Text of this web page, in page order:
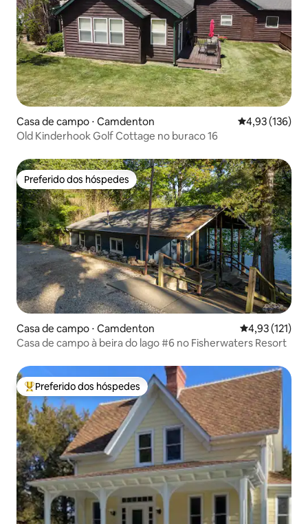
Casa de campo ⋅ Camdenton 4,93 de uma
4,93 (136)
Old Kinderhook Golf Cottage no buraco 16
Preferido dos hóspedes
Preferido dos hóspedes
Casa de campo ⋅ Camdenton 4,93 de uma
4,93 (121)
Casa de campo à beira do lago #6 no Fisherwaters Resort
Entre os melhores preferidos dos hóspedes
Preferido dos hóspedes